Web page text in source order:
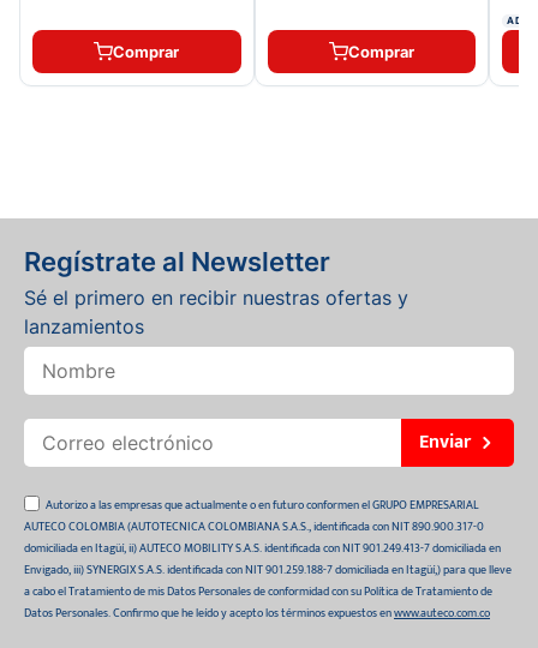
Comprar Comprar
ADDI
Regístrate al Newsletter
Sé el primero en recibir nuestras ofertas y
lanzamientos
Enviar
Autorizo a las empresas que actualmente o en futuro conformen el GRUPO EMPRESARIAL
AUTECO COLOMBIA (AUTOTECNICA COLOMBIANA S.A.S., identificada con NIT 890.900.317-0
domiciliada en Itagüí, ii) AUTECO MOBILITY S.A.S. identificada con NIT 901.249.413-7 domiciliada en
Envigado, iii) SYNERGIX S.A.S. identificada con NIT 901.259.188-7 domiciliada en Itagüí,) para que lleve
a cabo el Tratamiento de mis Datos Personales de conformidad con su Política de Tratamiento de
Datos Personales. Confirmo que he leído y acepto los términos expuestos enwww.auteco.com.co